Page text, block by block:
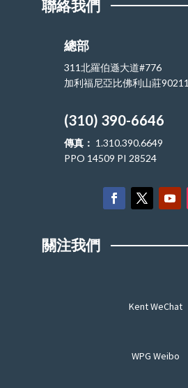
聯絡我們
總部
311北羅伯遜大道#776
加利福尼亞比佛利山莊90211
(310) 390-6646
傳真： 1.310.390.6649
PPO 14509 PI 28524
關注我們
Kent WeChat
WPG Weibo